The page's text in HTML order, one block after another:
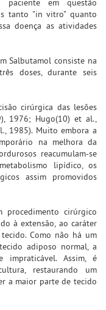
em questão
tanto "in vitro" quanto
doença as atividades
Salbutamol consiste na
doses, durante seis
cirúrgica das lesões
1976; Hugo(10) et al.,
1985). Muito embora a
na melhora da
reacumulam-se
lipídico, os
assim promovidos
procedimento cirúrgico
à extensão, ao caráter
Como não há um
adiposo normal, a
impraticável. Assim, é
restaurando um
a maior parte de tecido